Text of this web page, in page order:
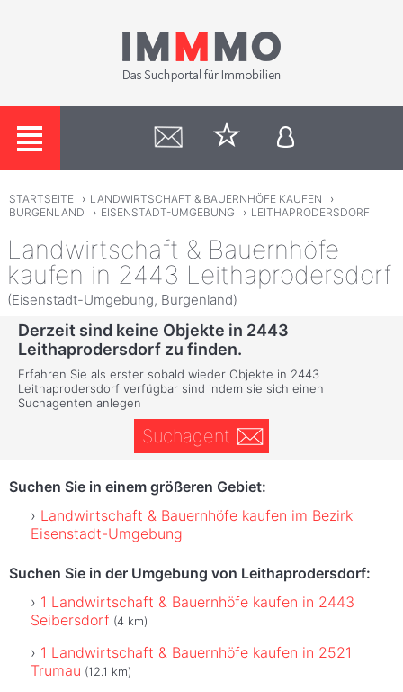
STARTSEITE › LANDWIRTSCHAFT & BAUERNHÖFE KAUFEN
›
BURGENLAND
› EISENSTADT-UMGEBUNG › LEITHAPRODERSDORF
Landwirtschaft & Bauernhöfe
kaufen in 2443 Leithaprodersdorf
(Eisenstadt-Umgebung, Burgenland)
Derzeit sind keine Objekte in 2443
Leithaprodersdorf zu finden.
Erfahren Sie als erster sobald wieder Objekte in 2443
Leithaprodersdorf verfügbar sind indem sie sich einen
Suchagenten anlegen
Suchagent
Suchen Sie in einem größeren Gebiet:
Landwirtschaft & Bauernhöfe kaufen im Bezirk
Eisenstadt-Umgebung
Suchen Sie in der Umgebung von Leithaprodersdorf:
1 Landwirtschaft & Bauernhöfe kaufen in 2443
Seibersdorf (4 km)
1 Landwirtschaft & Bauernhöfe kaufen in 2521
Trumau (12.1 km)